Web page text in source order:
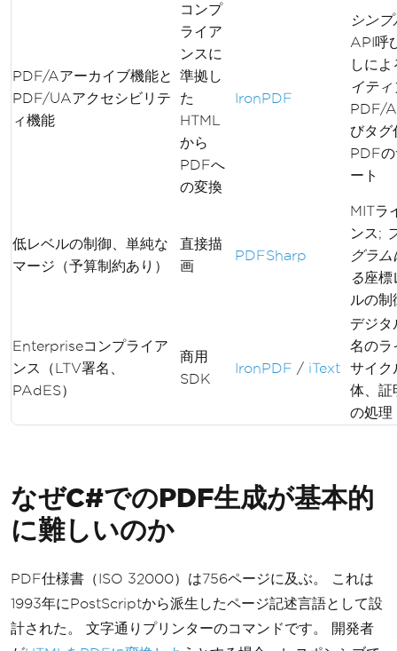
PDF/Aアーカイブ機能と
PDF/UAアクセシビリテ
ィ機能
コンプ
ライア
ンスに
準拠し
た
HTML
から
PDFへ
の変換
IronPDF
シンプ
API呼
しによ
イティ
PDF/
びタグ
PDF
ート
低レベルの制御、単純な
マージ（予算制約あり）
直接描
画
PDFSharp
MITラ
ンス;
グラム
る座標
ルの制
Enterpriseコンプライア
ンス（LTV署名、
PAdES）
商用
SDK
IronPDF / iText
デジタ
名のラ
サイク
体、証
の処理
なぜC#でのPDF生成が基本的
に難しいのか
PDF仕様書（ISO 32000）は756ページに及ぶ。 これは
1993年にPostScriptから派生したページ記述言語として設
計された。 文字通りプリンターのコマンドです。 開発者